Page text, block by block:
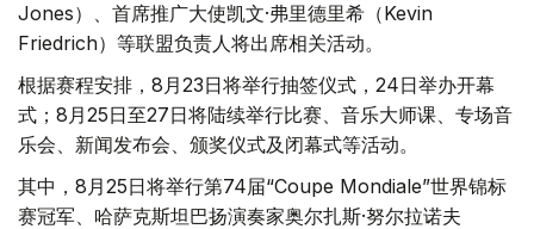
Jones）、首席推广大使凯文·弗里德里希（Kevin
Friedrich）等联盟负责人将出席相关活动。
根据赛程安排，8月23日将举行抽签仪式，24日举办开幕
式；8月25日至27日将陆续举行比赛、音乐大师课、专场音
乐会、新闻发布会、颁奖仪式及闭幕式等活动。
其中，8月25日将举行第74届“Coupe Mondiale”世界锦标
赛冠军、哈萨克斯坦巴扬演奏家奥尔扎斯·努尔拉诺夫